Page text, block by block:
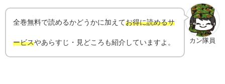
カン隊員
全巻無料で読めるかどうかに加えてお得に読めるサ
ービスやあらすじ・見どころも紹介していますよ。